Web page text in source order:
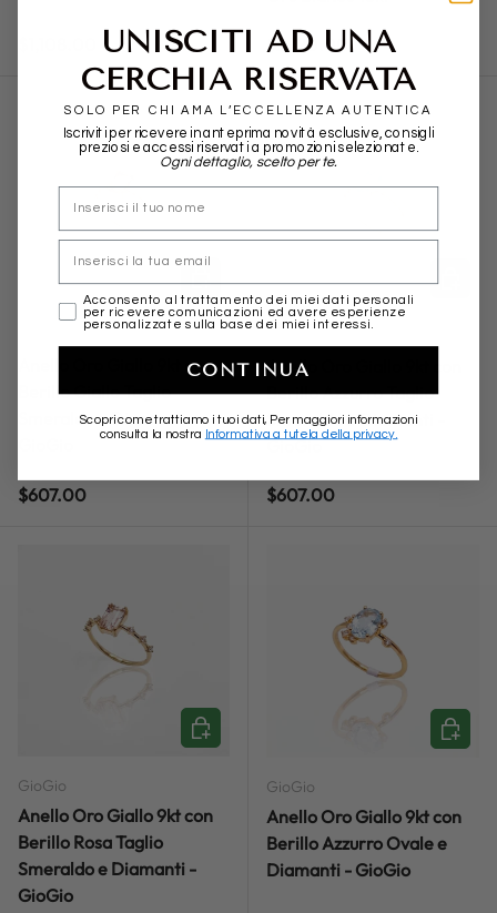
Regular price Regular price
$2,120.00
Anello Oro Giallo 9kt con
Berillo Giallo Taglio
Smeraldo e Diamanti -
Regular price
$607.00
Anello Oro Giallo 9kt con
Berillo Azzurro Taglio
Smeraldo e Diamanti -
GioGio
Regular price
$607.00
GioGio
Anello Oro Giallo 9kt con
Berillo Rosa Taglio
Smeraldo e Diamanti -
GioGio
ADD TO CART
GioGio
Anello Oro Giallo 9kt con
Berillo Azzurro Ovale e
Diamanti - GioGio
ADD
UNISCITI AD UNA
CERCHIA RISERVATA
SOLO PER CHI AMA L’ECCELLENZA AUTENTICA
Iscriviti per ricevere in anteprima novità esclusive, consigli
preziosi e accessi riservati a promozioni selezionate.
Ogni dettaglio, scelto per te.
nome
Email
marketing
Acconsento al trattamento dei miei dati personali
per ricevere comunicazioni ed avere esperienze
personalizzate sulla base dei miei interessi.
CONTINUA
Scopri come trattiamo i tuoi dati, Per maggiori informazioni
consulta la nostra Informativa a tutela della privacy.